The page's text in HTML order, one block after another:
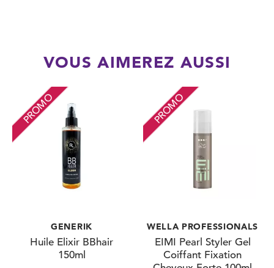
VOUS AIMEREZ AUSSI
PROMO
GENERIK
Huile Elixir BBhair
150ml
PROMO
WELLA PROFESSIONALS
EIMI Pearl Styler Gel
Coiffant Fixation